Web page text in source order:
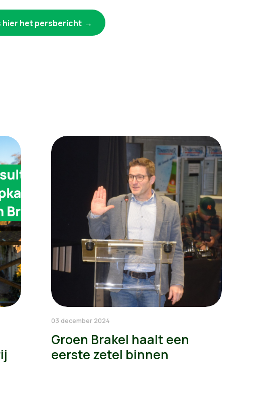
hier het persbericht
03 december 2024
Groen Brakel haalt een
eerste zetel binnen